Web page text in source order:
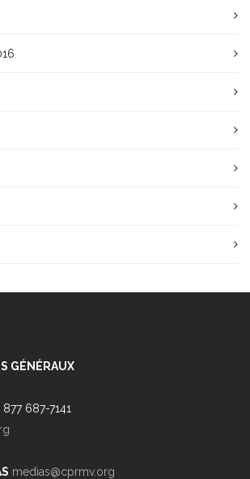
GÉNÉRAUX
877 687-7141
medias@cprmv.org